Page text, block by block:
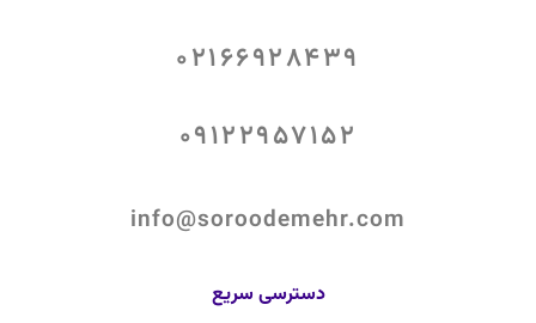
02166928439
09122957152
info@soroodemehr.com
دسترسی سریع